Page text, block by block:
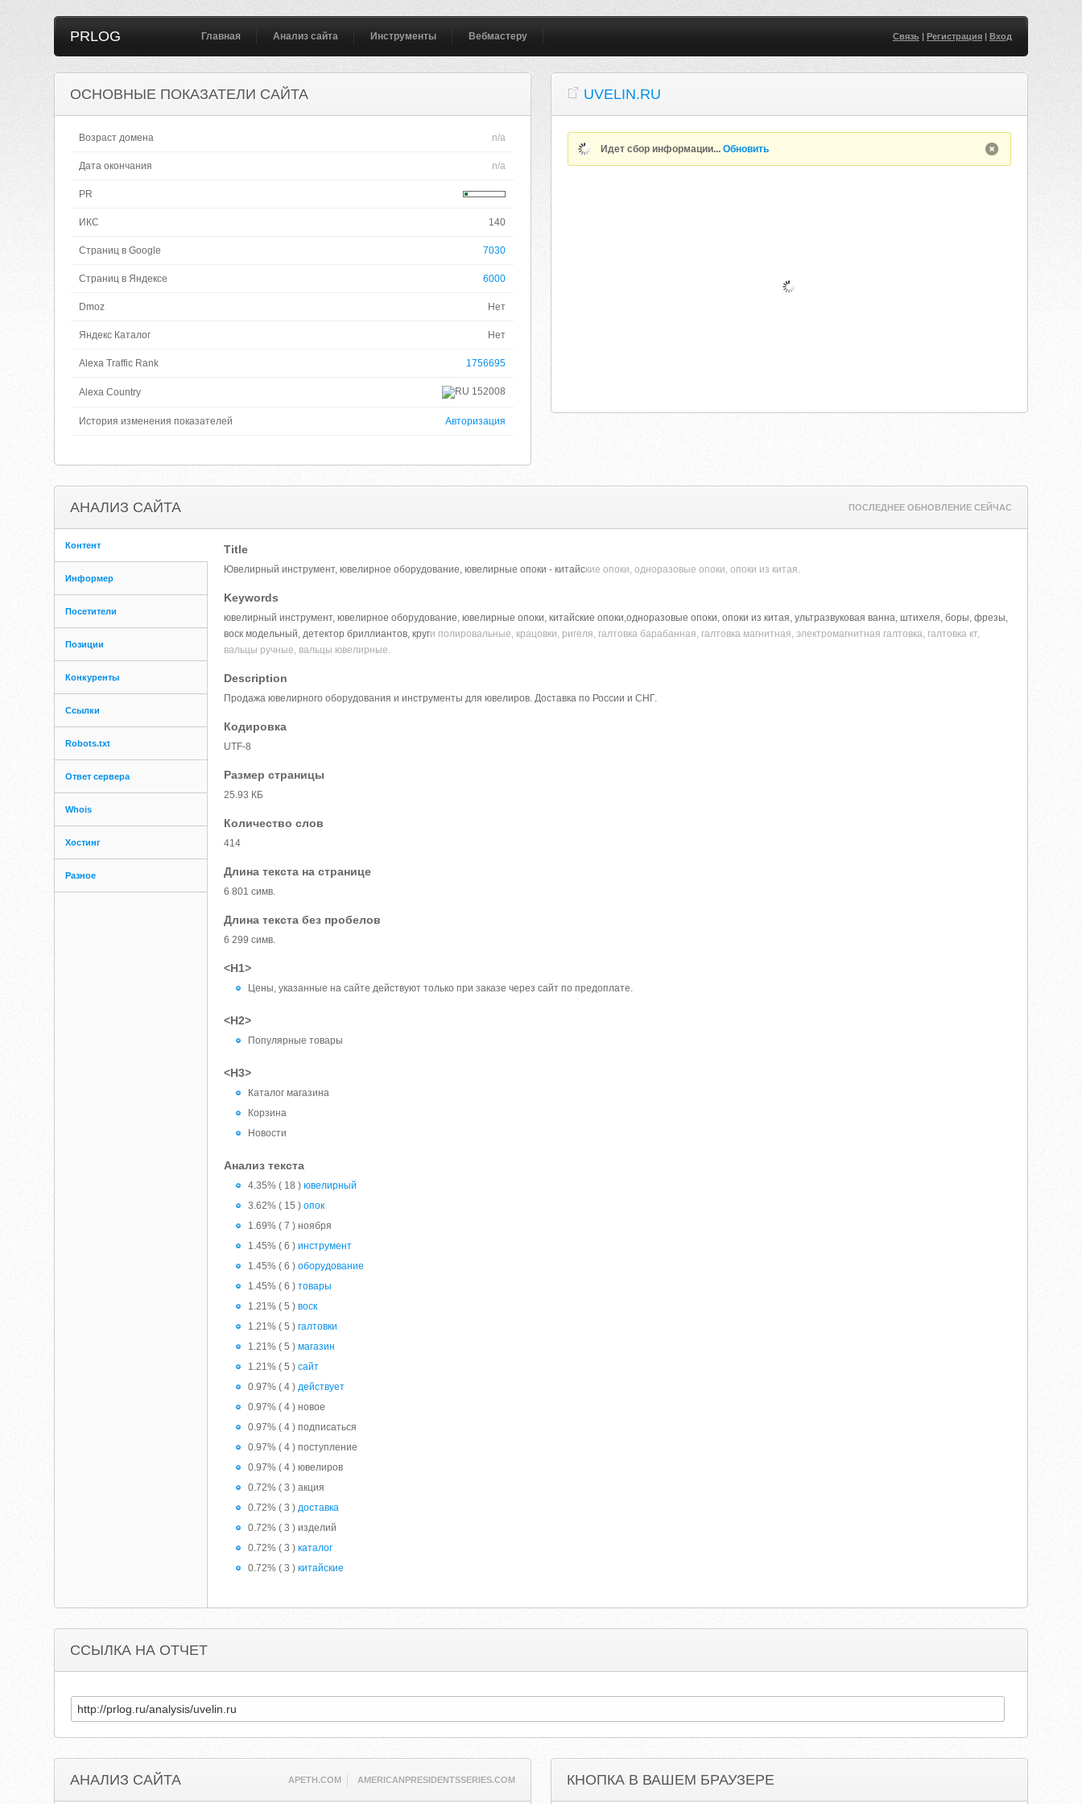
PRLOG Главная Анализ сайта Инструменты Вебмастеру Связь| Регистрация| Вход
ОСНОВНЫЕ ПОКАЗАТЕЛИ САЙТА
Возраст домена n/a
Дата окончания n/a
PR
ИКС 140
Страниц в Google 7030
Страниц в Яндексе 6000
Dmoz Нет
Яндекс Каталог Нет
Alexa Traffic Rank 1756695
Alexa Country 152008
История изменения показателей Авторизация
UVELIN.RU
Идет сбор информации...Обновить
АНАЛИЗ САЙТА ПОСЛЕДНЕЕ ОБНОВЛЕНИЕ СЕЙЧАС
Контент
Информер
Посетители
Позиции
Конкуренты
Ссылки
Robots.txt
Ответ сервера
Whois
Хостинг
Разное
Title
Ювелирный инструмент, ювелирное оборудование, ювелирные опоки - китайские опоки, одноразовые опоки, опоки из китая.
Keywords
ювелирный инструмент, ювелирное оборудование, ювелирные опоки, китайские опоки,одноразовые опоки, опоки из китая, ультразвуковая ванна, штихеля, боры, фрезы,
воск модельный, детектор бриллиантов, круги полировальные, крацовки, ригеля, галтовка барабанная, галтовка магнитная, электромагнитная галтовка, галтовка кт,
вальцы ручные, вальцы ювелирные.
Description
Продажа ювелирного оборудования и инструменты для ювелиров. Доставка по России и СНГ.
Кодировка
UTF-8
Размер страницы
25.93 КБ
Количество слов
414
Длина текста на странице
6 801 симв.
Длина текста без пробелов
6 299 симв.
<H1>
Цены, указанные на сайте действуют только при заказе через сайт по предоплате.
<H2>
Популярные товары
<H3>
Каталог магазина
Корзина
Новости
Анализ текста
4.35% ( 18 )ювелирный
3.62% ( 15 )опок
1.69% ( 7 ) ноября
1.45% ( 6 )инструмент
1.45% ( 6 )оборудование
1.45% ( 6 )товары
1.21% ( 5 )воск
1.21% ( 5 )галтовки
1.21% ( 5 )магазин
1.21% ( 5 )сайт
0.97% ( 4 )действует
0.97% ( 4 ) новое
0.97% ( 4 ) подписаться
0.97% ( 4 ) поступление
0.97% ( 4 ) ювелиров
0.72% ( 3 ) акция
0.72% ( 3 )доставка
0.72% ( 3 ) изделий
0.72% ( 3 )каталог
0.72% ( 3 )китайские
ССЫЛКА НА ОТЧЕТ
АНАЛИЗ САЙТА APETH.COM AMERICANPRESIDENTSSERIES.COM КНОПКА В ВАШЕМ БРАУЗЕРЕ